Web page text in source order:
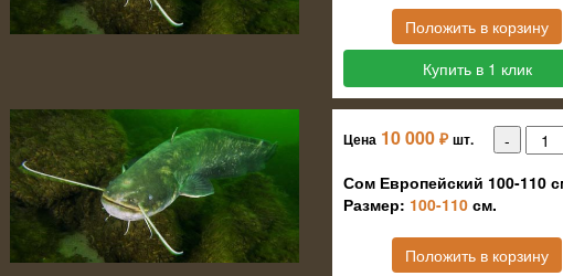
Положить в корзину
Купить в 1 клик
Цена 10 000 ₽ шт.
Сом Европейский 100-110
Размер: 100-110 см.
Положить в корзину